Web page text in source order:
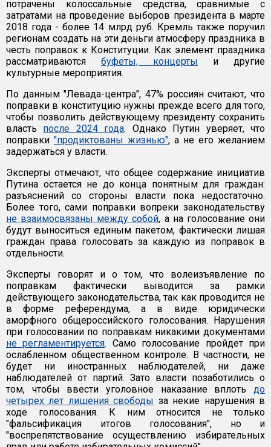
потрачены колоссальные средства, сравнимые с
затратами на проведение выборов президента в марте
2018 года - более 14 млрд руб. Кремль также поручил
регионам создать на эти деньги атмосферу праздника в
честь поправок к Конституции. Как элемент праздника
рассматриваются буфеты, концерты и другие
культурные мероприятия.
По данным "Левада-центра", 47% россиян считают, что
поправки в конституцию нужны прежде всего для того,
чтобы позволить действующему президенту сохранить
власть после 2024 года. Однако Путин уверяет, что
поправки "продиктованы жизнью", а не его желанием
задержаться у власти.
Эксперты отмечают, что общее содержание инициатив
Путина остается не до конца понятным для граждан:
разъяснений со стороны власти пока недостаточно.
Более того, сами поправки вопреки законодательству
не взаимосвязаны между собой, а на голосование они
будут выноситься единым пакетом, фактически лишая
граждан права голосовать за каждую из поправок в
отдельности.
Эксперты говорят и о том, что волеизъявление по
поправкам фактически выводится за рамки
действующего законодательства, так как проводится не
в форме референдума, а в виде юридически
аморфного общероссийского голосования. Нарушения
при голосовании по поправкам никакими документами
не регламентируется. Само голосование пройдет при
ослабленном общественном контроле. В частности, не
будет ни иностранных наблюдателей, ни даже
наблюдателей от партий. Зато власти позаботились о
том, чтобы ввести уголовное наказание вплоть до
четырех лет лишения свободы за некие нарушения в
ходе голосования. К ним относится не только
"фальсификация итогов голосования", но и
"воспрепятствование осуществлению избирательных